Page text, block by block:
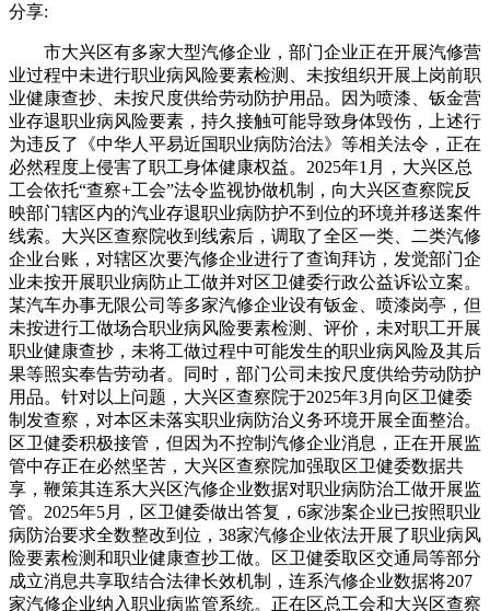
分享:
市大兴区有多家大型汽修企业，部门企业正在开展汽修营
业过程中未进行职业病风险要素检测、未按组织开展上岗前职
业健康查抄、未按尺度供给劳动防护用品。因为喷漆、钣金营
业存退职业病风险要素，持久接触可能导致身体毁伤，上述行
为违反了《中华人平易近国职业病防治法》等相关法令，正在
必然程度上侵害了职工身体健康权益。2025年1月，大兴区总
工会依托“查察+工会”法令监视协做机制，向大兴区查察院反
映部门辖区内的汽业存退职业病防护不到位的环境并移送案件
线索。大兴区查察院收到线索后，调取了全区一类、二类汽修
企业台账，对辖区次要汽修企业进行了查询拜访，发觉部门企
业未按开展职业病防止工做并对区卫健委行政公益诉讼立案。
某汽车办事无限公司等多家汽修企业设有钣金、喷漆岗亭，但
未按进行工做场合职业病风险要素检测、评价，未对职工开展
职业健康查抄，未将工做过程中可能发生的职业病风险及其后
果等照实奉告劳动者。同时，部门公司未按尺度供给劳动防护
用品。针对以上问题，大兴区查察院于2025年3月向区卫健委
制发查察，对本区未落实职业病防治义务环境开展全面整治。
区卫健委积极接管，但因为不控制汽修企业消息，正在开展监
管中存正在必然坚苦，大兴区查察院加强取区卫健委数据共
享，鞭策其连系大兴区汽修企业数据对职业病防治工做开展监
管。2025年5月，区卫健委做出答复，6家涉案企业已按照职业
病防治要求全数整改到位，38家汽修企业依法开展了职业病风
险要素检测和职业健康查抄工做。区卫健委取区交通局等部分
成立消息共享取结合法律长效机制，连系汽修企业数据将207
家汽修企业纳入职业病监管系统。正在区总工会和大兴区查察